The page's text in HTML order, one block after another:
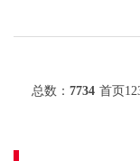
总数： 7734 首页12